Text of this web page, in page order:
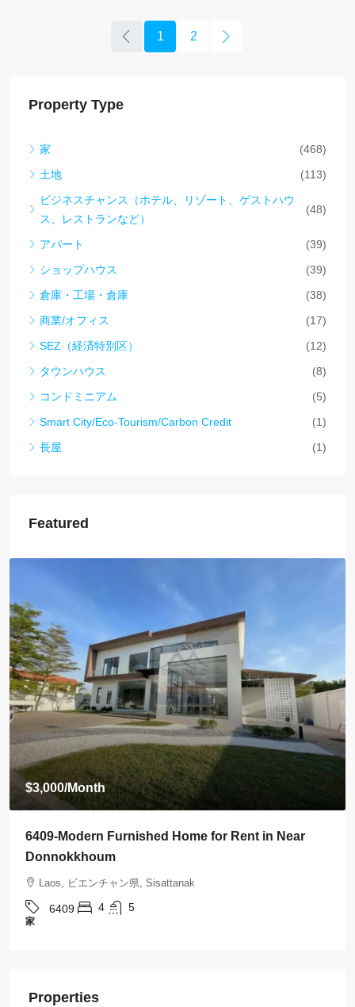
1 2
Property Type
家
(468)
土地
(113)
ビジネスチャンス（ホテル、リゾート、ゲストハウ
ス、レストランなど）
(48)
アパート
(39)
ショップハウス
(39)
倉庫・工場・倉庫
(38)
商業/オフィス
(17)
SEZ（経済特別区）
(12)
タウンハウス
(8)
コンドミニアム
(5)
Smart City/Eco-Tourism/Carbon Credit
(1)
長屋
(1)
Featured
Near
$3,500/Month
6408-Luxurious Roman-Style Villa Near
International Hospital | 5 Bedrooms, Pool &
Laos, ビエンチャン県, Sisattanak
6408
Properties